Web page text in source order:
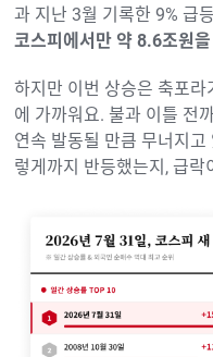
과 지난 3월 기록한 9% 급
코스피에서만 약 8.6조원
하지만 이번 상승은 축포
에 가까워요. 불과 이틀 전
연속 발동될 만큼 무너지고
렇게까지 반등했는지, 급